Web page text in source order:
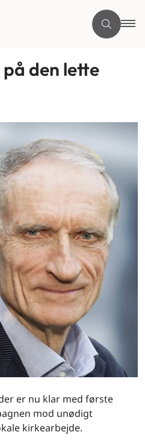
den lette
er nu klar med første
mod unødigt
kirkearbejde.